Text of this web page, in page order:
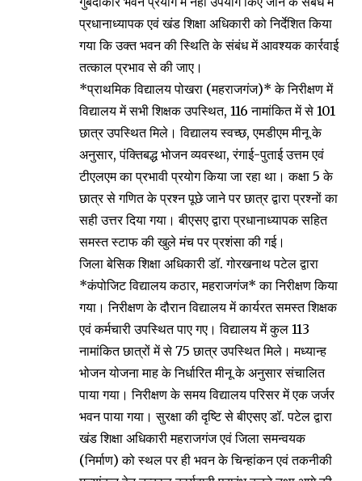
प्रधानाध्यापक एवं खंड शिक्षा अधिकारी को निर्देशित किया
गया कि उक्त भवन की स्थिति के संबंध में आवश्यक कार्रवाई
तत्काल प्रभाव से की जाए।
*प्राथमिक विद्यालय पोखरा (महराजगंज)* के निरीक्षण में
विद्यालय में सभी शिक्षक उपस्थित, 116 नामांकित में से 101
छात्र उपस्थित मिले। विद्यालय स्वच्छ, एमडीएम मीनू के
अनुसार, पंक्तिबद्ध भोजन व्यवस्था, रंगाई-पुताई उत्तम एवं
टीएलएम का प्रभावी प्रयोग किया जा रहा था। कक्षा 5 के
छात्र से गणित के प्रश्न पूछे जाने पर छात्र द्वारा प्रश्नों का
सही उत्तर दिया गया। बीएसए द्वारा प्रधानाध्यापक सहित
समस्त स्टाफ की खुले मंच पर प्रशंसा की गई।
जिला बेसिक शिक्षा अधिकारी डॉ. गोरखनाथ पटेल द्वारा
*कंपोजिट विद्यालय कठार, महराजगंज* का निरीक्षण किया
गया। निरीक्षण के दौरान विद्यालय में कार्यरत समस्त शिक्षक
एवं कर्मचारी उपस्थित पाए गए। विद्यालय में कुल 113
नामांकित छात्रों में से 75 छात्र उपस्थित मिले। मध्यान्ह
भोजन योजना माह के निर्धारित मीनू के अनुसार संचालित
पाया गया। निरीक्षण के समय विद्यालय परिसर में एक जर्जर
भवन पाया गया। सुरक्षा की दृष्टि से बीएसए डॉ. पटेल द्वारा
खंड शिक्षा अधिकारी महराजगंज एवं जिला समन्वयक
(निर्माण) को स्थल पर ही भवन के चिन्हांकन एवं तकनीकी